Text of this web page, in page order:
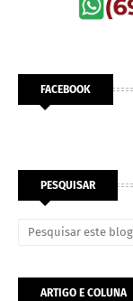
FACEBOOK
PESQUISAR
ARTIGO E COLUNA